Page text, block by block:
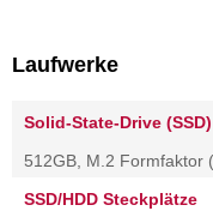
Laufwerke
Solid-State-Drive (SSD)
512GB, M.2 Formfaktor
SSD/HDD Steckplätze